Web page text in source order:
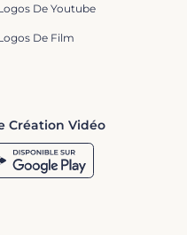
De Youtube
De Film
Création Vidéo